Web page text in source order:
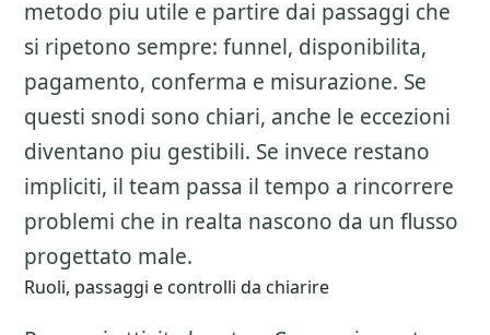
metodo piu utile e partire dai passaggi che
si ripetono sempre: funnel, disponibilita,
pagamento, conferma e misurazione. Se
questi snodi sono chiari, anche le eccezioni
diventano piu gestibili. Se invece restano
impliciti, il team passa il tempo a rincorrere
problemi che in realta nascono da un flusso
progettato male.
Ruoli, passaggi e controlli da chiarire